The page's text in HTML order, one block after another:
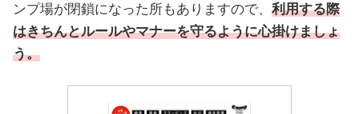
ンプ場が閉鎖になった所もありますので、 利用する際
はきちんとルールやマナーを守るように心掛けましょ
う。